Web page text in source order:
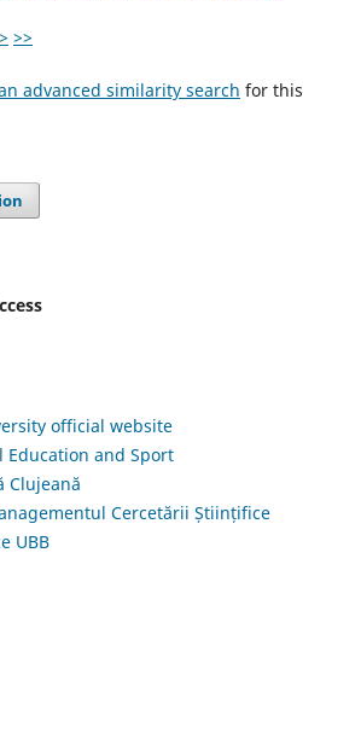
> >>
advanced similarity search for this
official website
Education and Sport
Clujeană
Cercetării Științifice
UBB